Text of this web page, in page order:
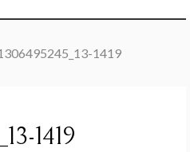
1419
1419